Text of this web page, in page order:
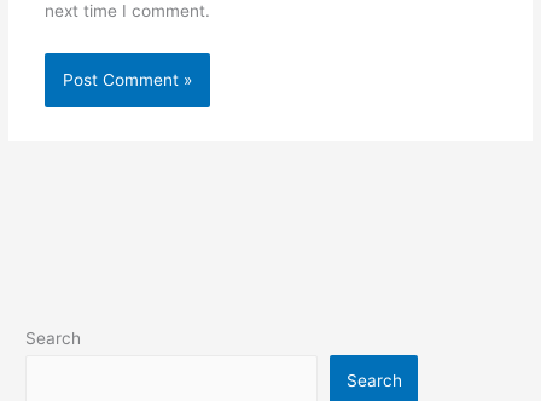
next time I comment.
Search
Search